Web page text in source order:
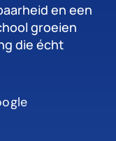
en een
groeien
die écht